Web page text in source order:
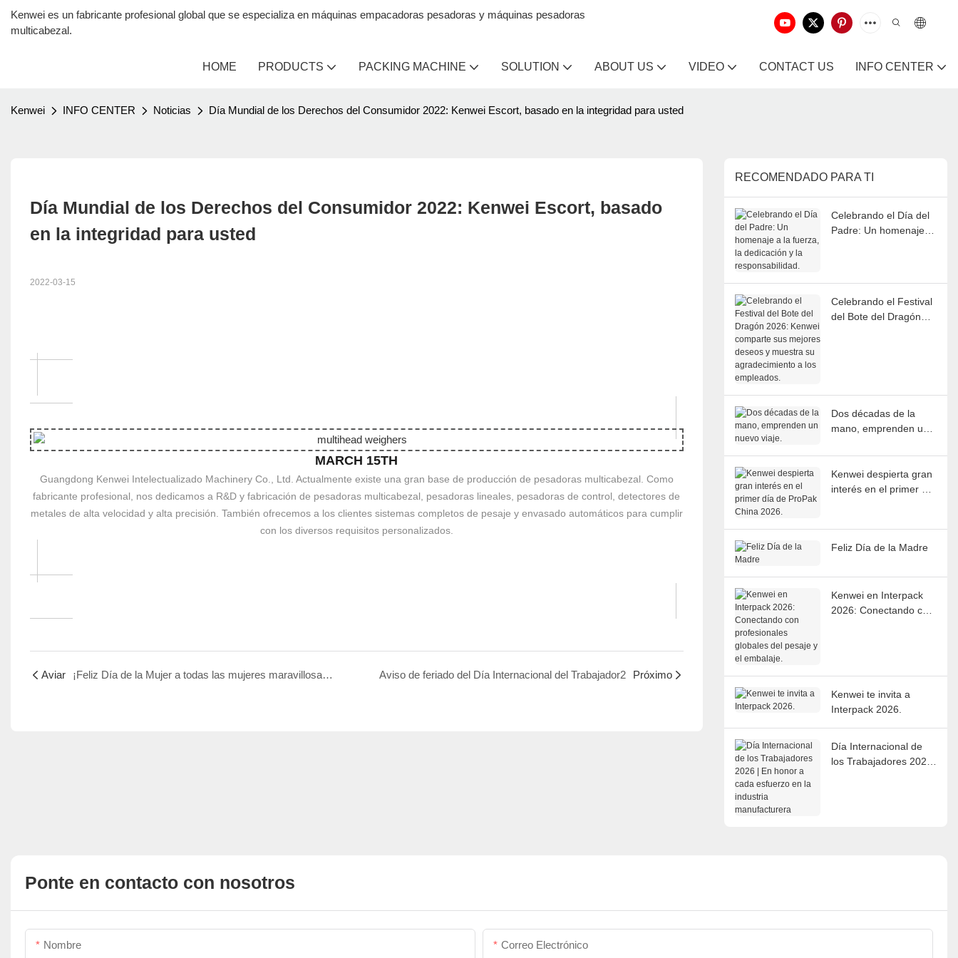
Kenwei es un fabricante profesional global que se especializa en máquinas empacadoras pesadoras y máquinas pesadoras
multicabezal.
HOME PRODUCTS PACKING MACHINE SOLUTION ABOUT US VIDEO CONTACT US INFO CENTER
Kenwei INFO CENTER Noticias Día Mundial de los Derechos del Consumidor 2022: Kenwei Escort, basado en la integridad para usted
Día Mundial de los Derechos del Consumidor 2022: Kenwei Escort, basado
en la integridad para usted
2022-03-15
MARCH 15TH
Guangdong Kenwei Intelectualizado Machinery Co., Ltd. Actualmente existe una gran base de producción de pesadoras multicabezal. Como
fabricante profesional, nos dedicamos a R&D y fabricación de pesadoras multicabezal, pesadoras lineales, pesadoras de control, detectores de
metales de alta velocidad y alta precisión. También ofrecemos a los clientes sistemas completos de pesaje y envasado automáticos para cumplir
con los diversos requisitos personalizados.
Aviar ¡Feliz Día de la Mujer a todas las mujeres maravillosas! ¡Iluminar! ¡No sólo hoy sino todos los días! Aviso de feriado del Día Internacional del Trabajador2 Próximo
RECOMENDADO PARA TI
Celebrando el Día del
Padre: Un homenaje a
Celebrando el Festival
del Bote del Dragón
Dos décadas de la
mano, emprenden un
Kenwei despierta gran
interés en el primer día
Feliz Día de la Madre
Kenwei en Interpack
2026: Conectando con
Kenwei te invita a
Interpack 2026.
Día Internacional de
los Trabajadores 2026
Ponte en contacto con nosotros
Nombre Correo Electrónico